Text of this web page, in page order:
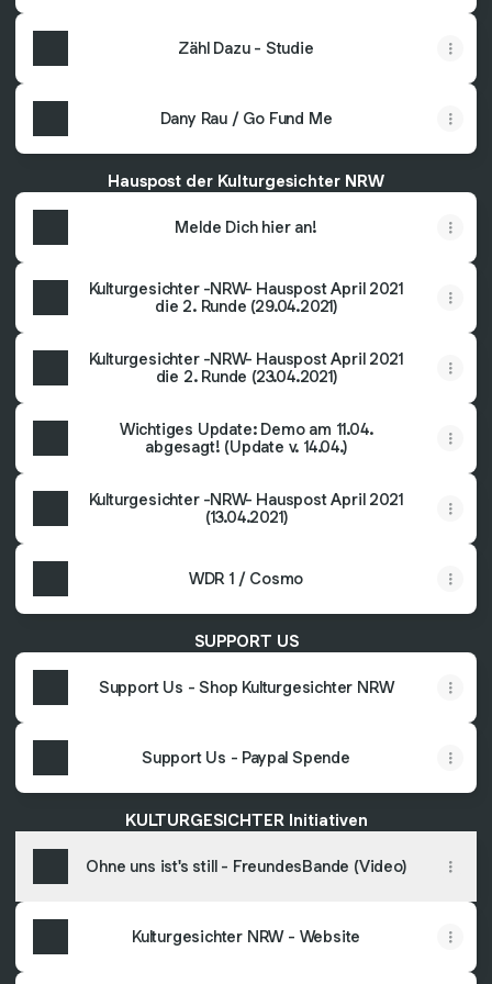
Zähl Dazu - Studie
Dany Rau / Go Fund Me
Hauspost der Kulturgesichter NRW
Melde Dich hier an!
Kulturgesichter -NRW- Hauspost April 2021
die 2. Runde (29.04.2021)
Kulturgesichter -NRW- Hauspost April 2021
die 2. Runde (23.04.2021)
Wichtiges Update: Demo am 11.04.
abgesagt! (Update v. 14.04.)
Kulturgesichter -NRW- Hauspost April 2021
(13.04.2021)
WDR 1 / Cosmo
SUPPORT US
Support Us - Shop Kulturgesichter NRW
Support Us - Paypal Spende
KULTURGESICHTER Initiativen
Ohne uns ist's still - FreundesBande (Video)
Kulturgesichter NRW - Website